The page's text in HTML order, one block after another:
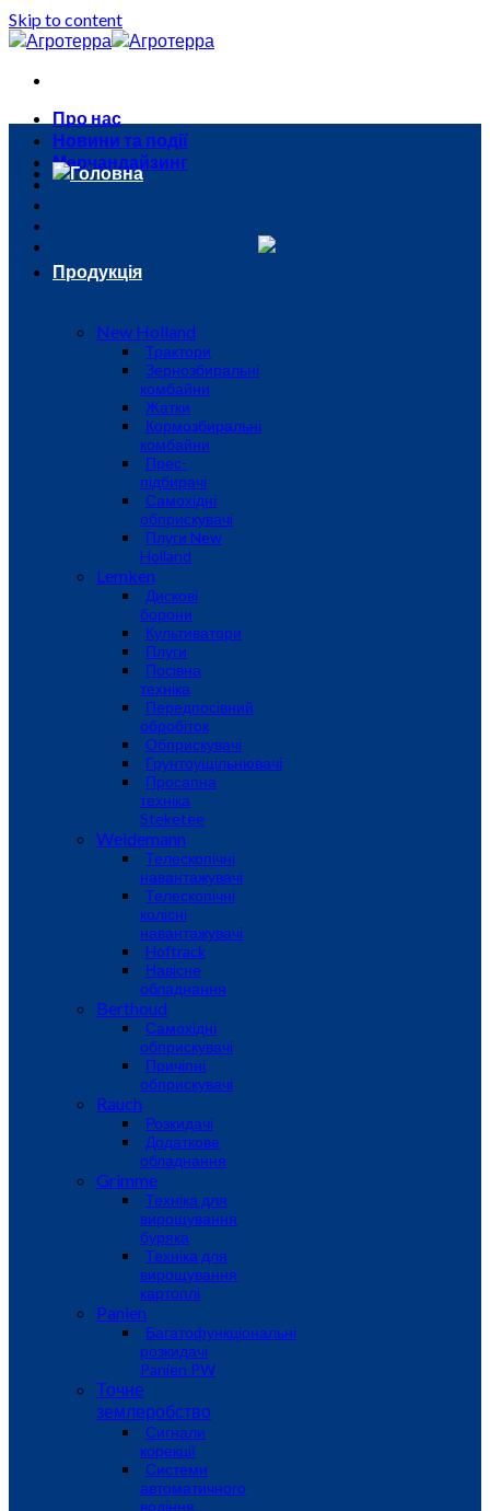
Skip to content
Про нас
Новини та події
Мерчандайзинг
Головна
Продукція
New Holland
Трактори
Зернозбиральні
комбайни
Жатки
Кормозбиральні
комбайни
Прес-
підбирачі
Самохідні
обприскувачі
Плуги New
Holland
Lemken
Дискові
борони
Культиватори
Плуги
Посівна
техніка
Передпосівний
обробіток
Обприскувачі
Грунтоущільнювачі
Просапна
техніка
Steketee
Weidemann
Телескопічні
навантажувачі
Телескопічні
колісні
навантажувачі
Hoftrack
Навісне
обладнання
Berthoud
Самохідні
обприскувачі
Причіпні
обприскувачі
Rauch
Розкидачі
Додаткове
обладнання
Grimme
Техніка для
вирощування
буряка
Техніка для
вирощування
картоплі
Panien
Багатофункціональні
розкидачі
Panien PW
Точне
землеробство
Сигнали
корекції
Системи
автоматичного
водіння